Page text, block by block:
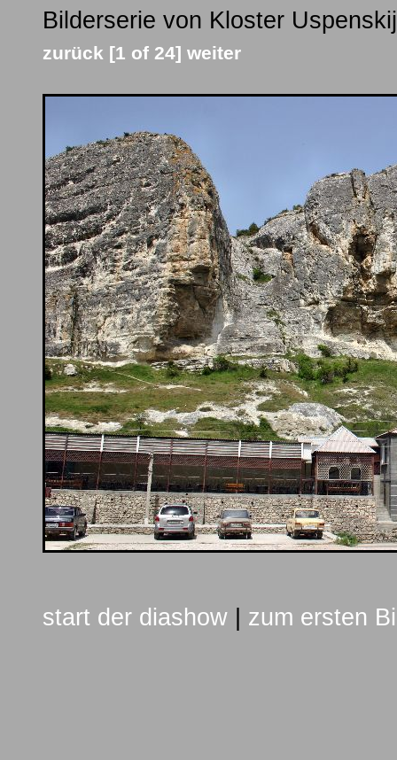
Bilderserie von Kloster
zurück [1 of 24] weiter
start der diashow zum ersten